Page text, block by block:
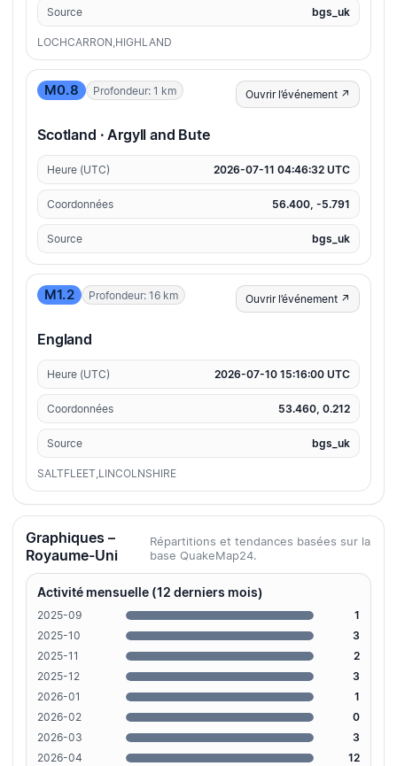
Source bgs_uk
LOCHCARRON,HIGHLAND
M0.8 Profondeur: 1 km Ouvrir l’événement ↗
Scotland · Argyll and Bute
Heure (UTC) 2026-07-11 04:46:32 UTC
Coordonnées 56.400, -5.791
Source bgs_uk
M1.2 Profondeur: 16 km Ouvrir l’événement ↗
England
Heure (UTC) 2026-07-10 15:16:00 UTC
Coordonnées 53.460, 0.212
Source bgs_uk
SALTFLEET,LINCOLNSHIRE
Graphiques –
Royaume-Uni
Répartitions et tendances basées sur la
base QuakeMap24.
Activité mensuelle (12 derniers mois)
2025-09
1
2025-10
3
2025-11
2
2025-12
3
2026-01
1
2026-02
0
2026-03
3
2026-04
12